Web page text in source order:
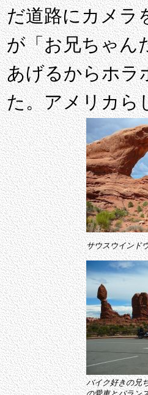
だ道路にカメラ
が「お兄ちゃん
あげるからホラ
た。アメリカら
サウスウインド
バイク好きの兄